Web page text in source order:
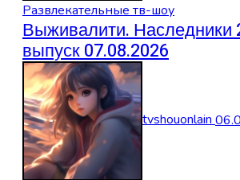
Развлекательные тв-шоу
Выживалити. Наследники
выпуск 07.08.2026
tvshouonlain